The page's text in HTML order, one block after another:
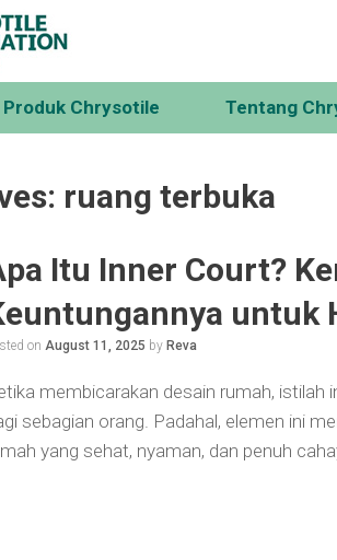
Produk Chrysotile Tentang
ruang terbuka
Itu Inner Court?
untuk
onAugust 11, 2025 by Reva
membicarakan desain rumah,
sebagian orang. Padahal, elemen ini
yang sehat, nyaman, dan penuh